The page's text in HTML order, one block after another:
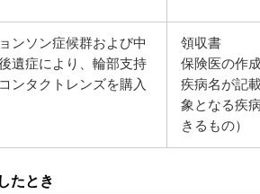
ンソン症候群および中
遺症により、輪部支持
ンタクトレンズを購入
領収書
保険医の作
疾病名が記
象となる疾
きるもの）
たとき